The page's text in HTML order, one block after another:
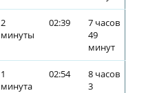
2
минуты
02:39
7 часов
49
минут
1
минута
02:54
8 часов
3